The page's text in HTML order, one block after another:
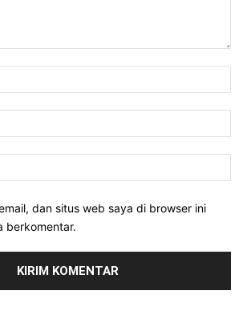
dan situs web saya di browser ini
berkomentar.